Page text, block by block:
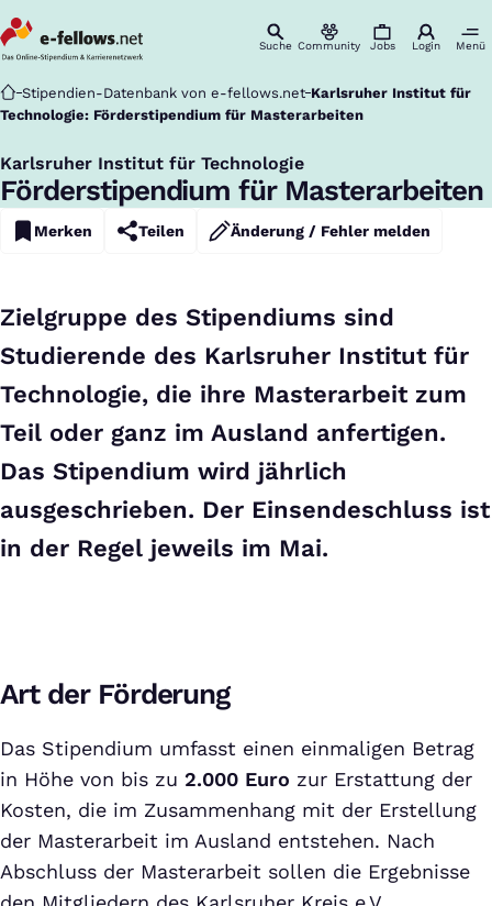
Suche Community Jobs Login Menü
Startseite
Stipendien-Datenbank von e-fellows.net Karlsruher Institut für
Technologie: Förderstipendium für Masterarbeiten
Karlsruher Institut für Technologie
:
Förderstipendium für Masterarbeiten
Merken Teilen Änderung / Fehler melden
Zielgruppe des Stipendiums sind
Studierende des Karlsruher Institut für
Technologie, die ihre Masterarbeit zum
Teil oder ganz im Ausland anfertigen.
Das Stipendium wird jährlich
ausgeschrieben. Der Einsendeschluss ist
in der Regel jeweils im Mai.
Art der Förderung
Das Stipendium umfasst einen einmaligen Betrag
in Höhe von bis zu 2.000 Euro zur Erstattung der
Kosten, die im Zusammenhang mit der Erstellung
der Masterarbeit im Ausland entstehen. Nach
Abschluss der Masterarbeit sollen die Ergebnisse